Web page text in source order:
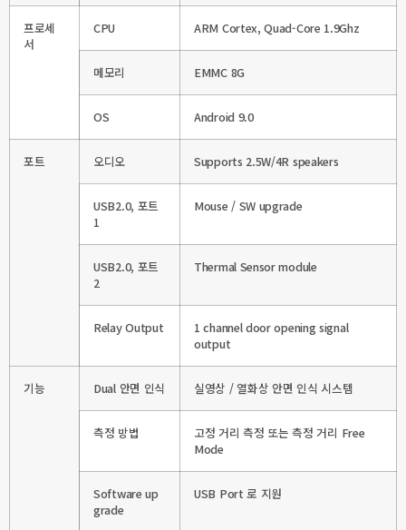
프로세
서
CPU ARM Cortex, Quad-Core 1.9Ghz
메모리 EMMC 8G
OS Android 9.0
포트 오디오 Supports 2.5W/4R speakers
USB2.0, 포트
1
Mouse / SW upgrade
USB2.0, 포트
2
Thermal Sensor module
Relay Output
1 channel door opening signal
output
기능 Dual 안면 인식 실영상 / 열화상 안면 인식 시스템
측정 방법
고정 거리 측정 또는 측정 거리 Free
Mode
Software up
grade
USB Port 로 지원